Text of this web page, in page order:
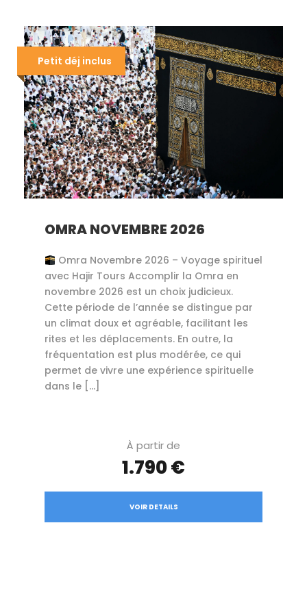
Petit déj inclus
OMRA NOVEMBRE 2026
Omra Novembre 2026 – Voyage spirituel
avec Hajir Tours Accomplir la Omra en
novembre 2026 est un choix judicieux.
Cette période de l’année se distingue par
un climat doux et agréable, facilitant les
rites et les déplacements. En outre, la
fréquentation est plus modérée, ce qui
permet de vivre une expérience spirituelle
dans le […]
À partir de
1.790 €
VOIR DETAILS